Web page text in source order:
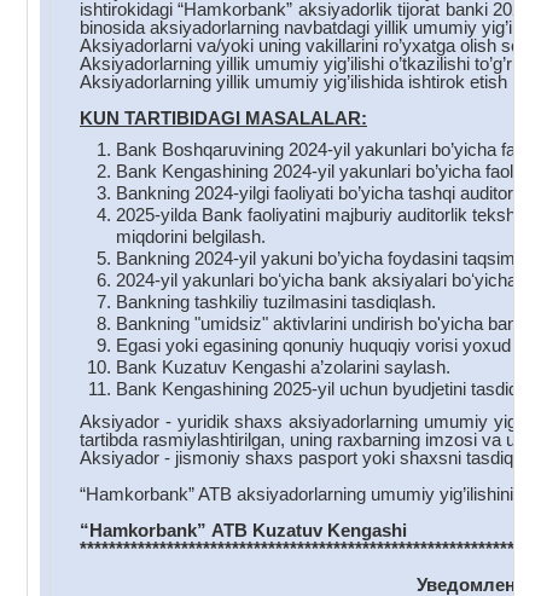
ishtirokidagi “Hamkorbank” aksiyadorlik tijorat banki
binosida aksiyadorlarning navbatdagi yillik umumiy
Aksiyadorlarni va/yoki uning vakillarini ro’yxatga olish
Aksiyadorlarning yillik umumiy yig’ilishi o’tkazilishi
Aksiyadorlarning yillik umumiy yig’ilishida ishtirok etish
KUN TARTIBIDAGI MASALALAR:
Bank Boshqaruvining 2024-yil yakunlari bo’yicha
Bank Kengashining 2024-yil yakunlari bo’yicha
Bankning 2024-yilgi faoliyati bo’yicha tashqi
2025-yilda Bank faoliyatini majburiy auditorlik
miqdorini belgilash.
Bankning 2024-yil yakuni bo’yicha foydasini
2024-yil yakunlari boʻyicha bank aksiyalari boʻyicha
Bankning tashkiliy tuzilmasini tasdiqlash.
Bankning "umidsiz" aktivlarini undirish bo'yicha bank
Egasi yoki egasining qonuniy huquqiy vorisi yoxud
Bank Kuzatuv Kengashi a’zolarini saylash.
Bank Kengashining 2025-yil uchun byudjetini
Aksiyador - yuridik shaxs aksiyadorlarning umumiy
tartibda rasmiylashtirilgan, uning raxbarning imzosi va
Aksiyador - jismoniy shaxs pasport yoki shaxsni
“Hamkorbank” ATB aksiyadorlarning umumiy yig’ilishini
“Hamkorbank” ATB Kuzatuv Kengashi
Уведомление